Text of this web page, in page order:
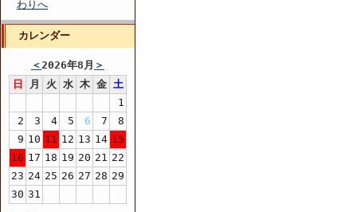
わりへ
カレンダー
＜2026年8月 ＞
日
月 火 水 木 金 土
1
2
3 4 5 6 7
8
9 10 11 12 13 14 15
16 17 18 19 20 21 22
23 24 25 26 27 28 29
30 31